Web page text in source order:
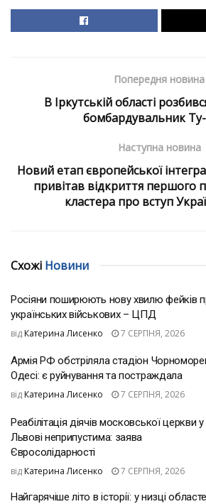
Попередня новина
В Іркутській області
бомбардувальник
Наступна новина
Новий етап європейської
привітав відкриття першого
кластера про вступ
Схожі Новини
Росіяни поширюють нову хвилю фейків
українських військових – ЦПД
від Катерина Лисенко 7 СЕРПНЯ, 2026
Армія РФ обстріляла стадіон
Одесі: є руйнування та постраждала
від Катерина Лисенко 7 СЕРПНЯ, 2026
Реабілітація діячів московської церкви у
Львові неприпустима: заява
Євросолідарності
від Катерина Лисенко 7 СЕРПНЯ, 2026
Найгарячіше літо в історії: у низці